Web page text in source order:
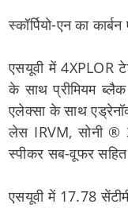
स्कॉर्पियो-एन का
एसयूवी में 4XPLOR
के साथ प्रीमियम
एलेक्सा के साथ
लेस IRVM, सोनी ®
स्पीकर सब-वूफर सहित
एसयूवी में 17.78